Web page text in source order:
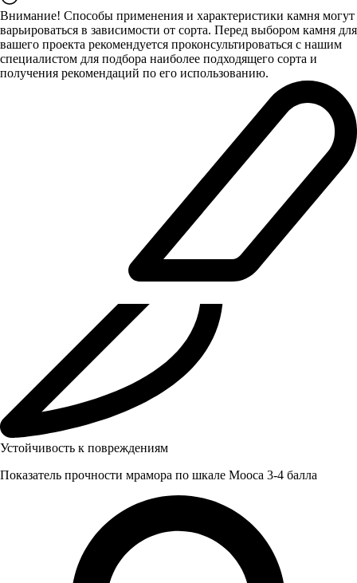
Внимание! Способы применения и характеристики камня могут
варьироваться в зависимости от сорта. Перед выбором камня для
вашего проекта рекомендуется проконсультироваться с нашим
специалистом для подбора наиболее подходящего сорта и
получения рекомендаций по его использованию.
Устойчивость к повреждениям
Показатель прочности мрамора по шкале Мооса 3-4 балла